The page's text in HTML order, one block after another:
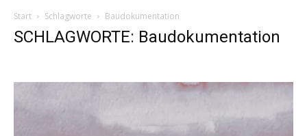
Start Schlagworte Baudokumentation
SCHLAGWORTE: Baudokumentation